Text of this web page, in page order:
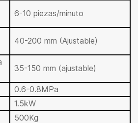
6-10 piezas/minuto
40-200 mm (Ajustable)
35-150 mm (ajustable)
0.6-0.8MPa
1.5kW
500Kg